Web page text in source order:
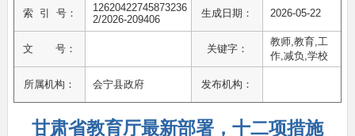
索 引 号：
12620422745873236
2/2026-209406
生成日期： 2026-05-22
文 号： 关键字：
教师,教育,工
作,减负,学校
所属机构： 会宁县政府 发布机构：
甘肃省教育厅最新部署，十二项措施